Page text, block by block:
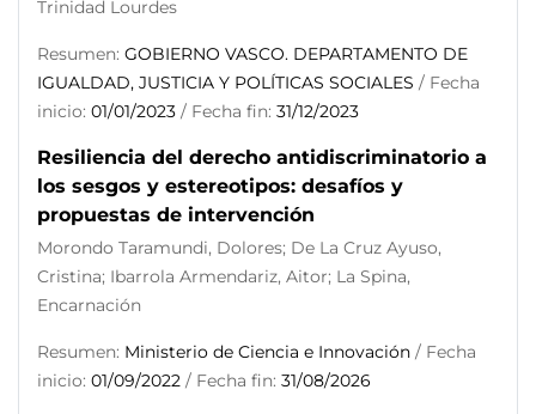
Trinidad Lourdes
Resumen: GOBIERNO VASCO. DEPARTAMENTO DE
IGUALDAD, JUSTICIA Y POLÍTICAS SOCIALES / Fecha
inicio: 01/01/2023 / Fecha fin: 31/12/2023
Resiliencia del derecho antidiscriminatorio a
los sesgos y estereotipos: desafíos y
propuestas de intervención
Morondo Taramundi, Dolores; De La Cruz Ayuso,
Cristina; Ibarrola Armendariz, Aitor; La Spina,
Encarnación
Resumen: Ministerio de Ciencia e Innovación / Fecha
inicio: 01/09/2022 / Fecha fin: 31/08/2026